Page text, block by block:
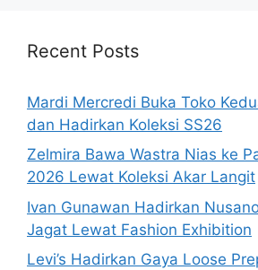
Recent Posts
Mardi Mercredi Buka Toko
dan Hadirkan Koleksi SS26
Zelmira Bawa Wastra Nias ke
2026 Lewat Koleksi Akar Langit
Ivan Gunawan Hadirkan
Jagat Lewat Fashion Exhibition
Levi’s Hadirkan Gaya Loose